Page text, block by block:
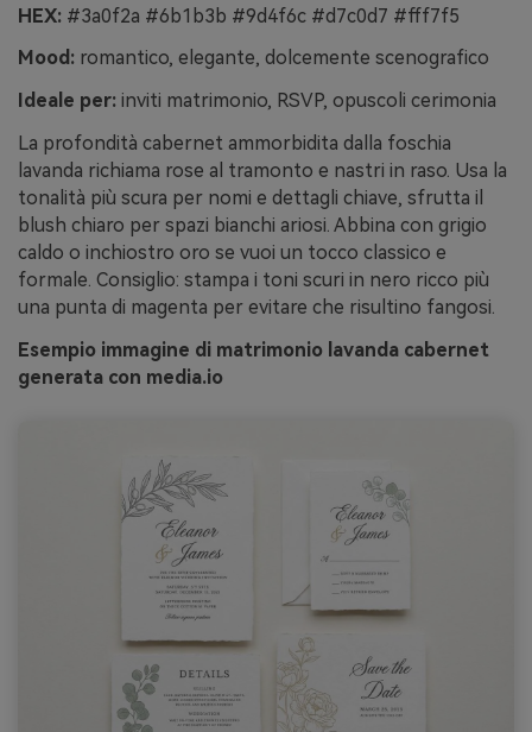
HEX: #3a0f2a #6b1b3b #9d4f6c #d7c0d7 #fff7f5
Mood: romantico, elegante, dolcemente scenografico
Ideale per: inviti matrimonio, RSVP, opuscoli cerimonia
La profondità cabernet ammorbidita dalla foschia
lavanda richiama rose al tramonto e nastri in raso. Usa la
tonalità più scura per nomi e dettagli chiave, sfrutta il
blush chiaro per spazi bianchi ariosi. Abbina con grigio
caldo o inchiostro oro se vuoi un tocco classico e
formale. Consiglio: stampa i toni scuri in nero ricco più
una punta di magenta per evitare che risultino fangosi.
Esempio immagine di matrimonio lavanda cabernet
generata con media.io